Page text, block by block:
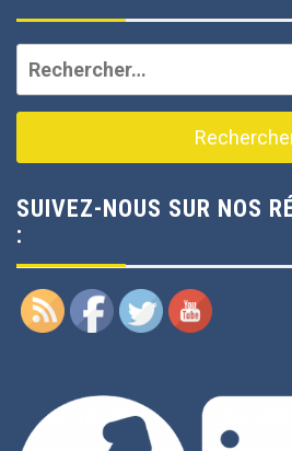
Rechercher :
SUIVEZ-NOUS SUR NOS
: